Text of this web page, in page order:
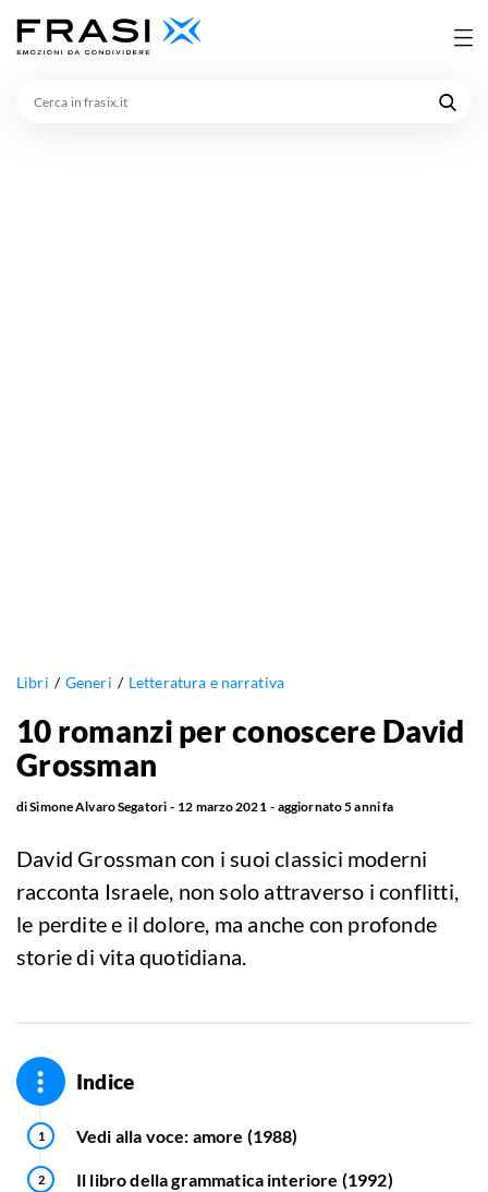
Libri Generi Letteratura e narrativa
10 romanzi per conoscere David
Grossman
diSimone Alvaro Segatori 12 marzo 2021 aggiornato5 anni fa
David Grossman con i suoi classici moderni
racconta Israele, non solo attraverso i conflitti,
le perdite e il dolore, ma anche con profonde
storie di vita quotidiana.
Indice
Vedi alla voce: amore (1988)
Il libro della grammatica interiore (1992)